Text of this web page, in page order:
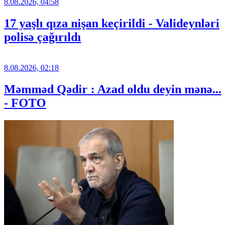
8.08.2026, 04:58
17 yaşlı qıza nişan keçirildi - Valideynləri
polisə çağırıldı
8.08.2026, 02:18
Məmməd Qədir : Azad oldu deyin mənə...
- FOTO